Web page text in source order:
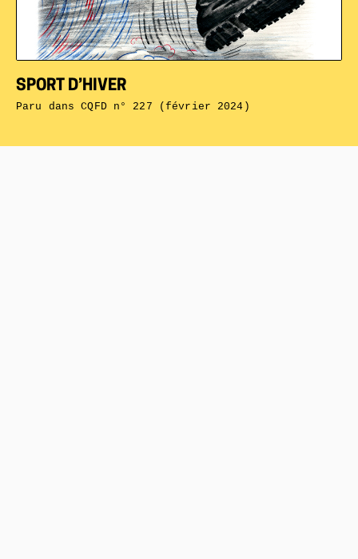
SPORT D’HIVER
Paru dansCQFD n° 227 (février 2024)